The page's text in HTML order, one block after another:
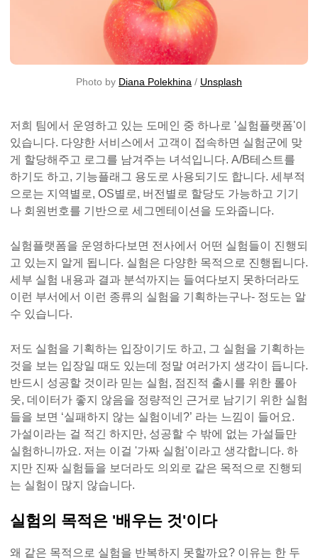
Photo by Diana Polekhina / Unsplash
저희 팀에서 운영하고 있는 도메인 중 하나로 '실험플랫폼'이
있습니다. 다양한 서비스에서 고객이 접속하면 실험군에 맞
게 할당해주고 로그를 남겨주는 녀석입니다. A/B테스트를
하기도 하고, 기능플래그 용도로 사용되기도 합니다. 세부적
으로는 지역별로, OS별로, 버전별로 할당도 가능하고 기기
나 회원번호를 기반으로 세그멘테이션을 도와줍니다.
실험플랫폼을 운영하다보면 전사에서 어떤 실험들이 진행되
고 있는지 알게 됩니다. 실험은 다양한 목적으로 진행됩니다.
세부 실험 내용과 결과 분석까지는 들여다보지 못하더라도
이런 부서에서 이런 종류의 실험을 기획하는구나- 정도는 알
수 있습니다.
저도 실험을 기획하는 입장이기도 하고, 그 실험을 기획하는
것을 보는 입장일 때도 있는데 정말 여러가지 생각이 듭니다.
반드시 성공할 것이라 믿는 실험, 점진적 출시를 위한 롤아
웃, 데이터가 좋지 않음을 정량적인 근거로 남기기 위한 실험
들을 보면 ‘실패하지 않는 실험이네?’ 라는 느낌이 들어요.
가설이라는 걸 적긴 하지만, 성공할 수 밖에 없는 가설들만
실험하니까요. 저는 이걸 '가짜 실험'이라고 생각합니다. 하
지만 진짜 실험들을 보더라도 의외로 같은 목적으로 진행되
는 실험이 많지 않습니다.
실험의 목적은 '배우는 것'이다
왜 같은 목적으로 실험을 반복하지 못할까요? 이유는 한 두